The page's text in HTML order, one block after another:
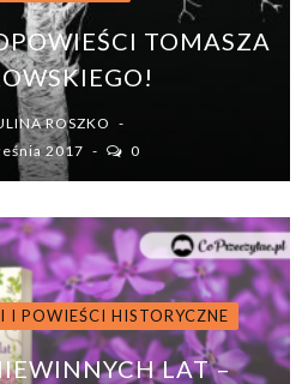
TOMASZA
ROSZKO
2017
0
I POWIEŚCI HISTORYCZNE
LAT –